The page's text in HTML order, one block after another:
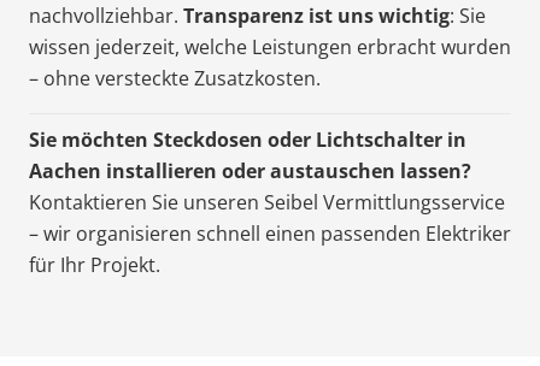
nachvollziehbar. Transparenz ist uns wichtig: Sie
wissen jederzeit, welche Leistungen erbracht wurden
– ohne versteckte Zusatzkosten.
Sie möchten Steckdosen oder Lichtschalter in
Aachen installieren oder austauschen lassen?
Kontaktieren Sie unseren Seibel Vermittlungsservice
– wir organisieren schnell einen passenden Elektriker
für Ihr Projekt.